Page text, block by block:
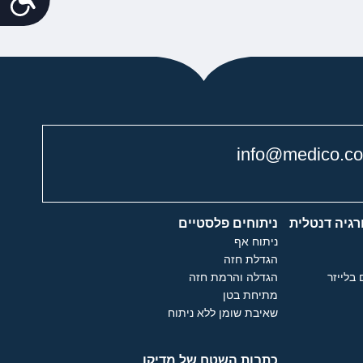
דנטלית
בלייזר
ניתוחים פלסטיים
ניתוח אף
הגדלת חזה
הגדלה והרמת חזה
מתיחת בטן
שאיבת שומן ללא ניתוח